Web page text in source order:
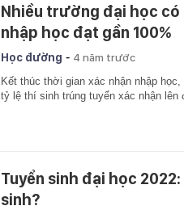
Nhiều trường đại học có
nhập học đạt gần 100%
Học đường - 4 năm trước
Kết thúc thời gian xác nhận nhập
tỷ lệ thí sinh trúng tuyển xác nhận lên
Tuyển sinh đại học
sinh?